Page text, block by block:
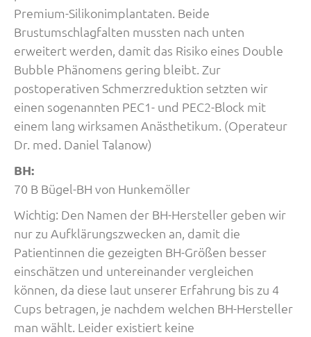
Premium-Silikonimplantaten. Beide
Brustumschlagfalten mussten nach unten
erweitert werden, damit das Risiko eines Double
Bubble Phänomens gering bleibt. Zur
postoperativen Schmerzreduktion setzten wir
einen sogenannten PEC1- und PEC2-Block mit
einem lang wirksamen Anästhetikum. (Operateur
Dr. med. Daniel Talanow)
BH:
70 B Bügel-BH von Hunkemöller
Wichtig: Den Namen der BH-Hersteller geben wir
nur zu Aufklärungszwecken an, damit die
Patientinnen die gezeigten BH-Größen besser
einschätzen und untereinander vergleichen
können, da diese laut unserer Erfahrung bis zu 4
Cups betragen, je nachdem welchen BH-Hersteller
man wählt. Leider existiert keine